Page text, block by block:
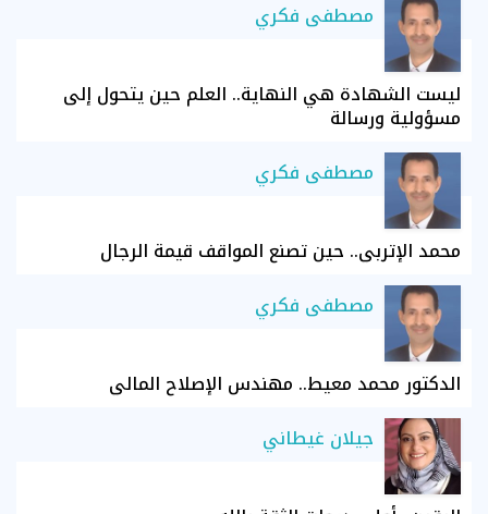
مصطفى فكري
ليست الشهادة هي النهاية.. العلم حين يتحول إلى
مسؤولية ورسالة
مصطفى فكري
محمد الإتربي.. حين تصنع المواقف قيمة الرجال
مصطفى فكري
الدكتور محمد معيط.. مهندس الإصلاح المالي
جيلان غيطاني